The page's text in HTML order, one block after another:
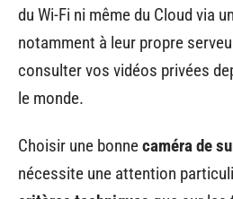
du Wi-Fi ni même du Cloud via
notamment à leur propre
consulter vos vidéos privées
le monde.
Choisir une bonnecaméra de
nécessite une attention